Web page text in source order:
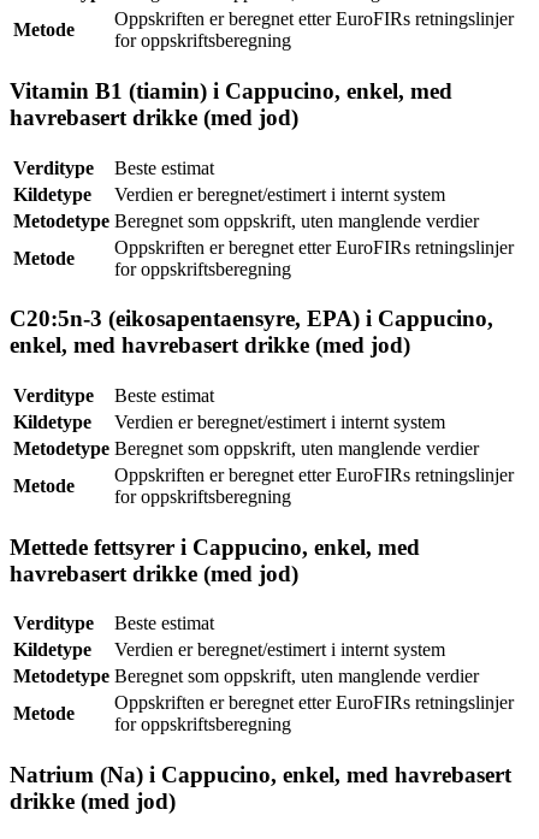
Metode
Oppskriften er beregnet etter EuroFIRs retningslinjer
for oppskriftsberegning
Vitamin B1 (tiamin) i Cappucino, enkel, med
havrebasert drikke (med jod)
Verditype
Beste estimat
Kildetype
Verdien er beregnet/estimert i internt system
Metodetype Beregnet som oppskrift, uten manglende verdier
Metode
Oppskriften er beregnet etter EuroFIRs retningslinjer
for oppskriftsberegning
C20:5n-3 (eikosapentaensyre, EPA) i Cappucino,
enkel, med havrebasert drikke (med jod)
Verditype
Beste estimat
Kildetype
Verdien er beregnet/estimert i internt system
Metodetype Beregnet som oppskrift, uten manglende verdier
Metode
Oppskriften er beregnet etter EuroFIRs retningslinjer
for oppskriftsberegning
Mettede fettsyrer i Cappucino, enkel, med
havrebasert drikke (med jod)
Verditype
Beste estimat
Kildetype
Verdien er beregnet/estimert i internt system
Metodetype Beregnet som oppskrift, uten manglende verdier
Metode
Oppskriften er beregnet etter EuroFIRs retningslinjer
for oppskriftsberegning
Natrium (Na) i Cappucino, enkel, med havrebasert
drikke (med jod)